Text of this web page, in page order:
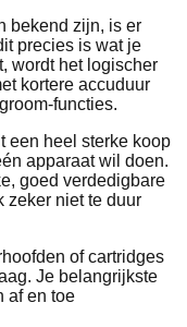
bekend zijn, is er
precies is wat je
wordt het logischer
kortere accuduur
functies.
een heel sterke koop
apparaat wil doen.
goed verdedigbare
zeker niet te duur
of cartridges
Je belangrijkste
af en toe